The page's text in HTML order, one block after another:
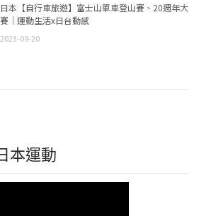
日本【自行車旅遊】富士山單車登山賽、20週年大
賽｜運動生活x日台動感
2023-09-20
本運動